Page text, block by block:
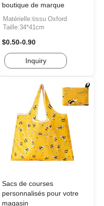
boutique de marque
Matérielle:tissu Oxford
Taille:34*41cm
$0.50-0.90
Inquiry
Sacs de courses
personnalisés pour votre
magasin